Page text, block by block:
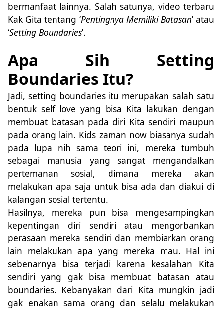
bermanfaat lainnya. Salah satunya, video terbaru
Kak Gita tentang ‘Pentingnya Memiliki Batasan’ atau
‘Setting Boundaries’.
Apa Sih Setting
Boundaries Itu?
Jadi, setting boundaries itu merupakan salah satu
bentuk self love yang bisa Kita lakukan dengan
membuat batasan pada diri Kita sendiri maupun
pada orang lain. Kids zaman now biasanya sudah
pada lupa nih sama teori ini, mereka tumbuh
sebagai manusia yang sangat mengandalkan
pertemanan sosial, dimana mereka akan
melakukan apa saja untuk bisa ada dan diakui di
kalangan sosial tertentu.
Hasilnya, mereka pun bisa mengesampingkan
kepentingan diri sendiri atau mengorbankan
perasaan mereka sendiri dan membiarkan orang
lain melakukan apa yang mereka mau. Hal ini
sebenarnya bisa terjadi karena kesalahan Kita
sendiri yang gak bisa membuat batasan atau
boundaries. Kebanyakan dari Kita mungkin jadi
gak enakan sama orang dan selalu melakukan